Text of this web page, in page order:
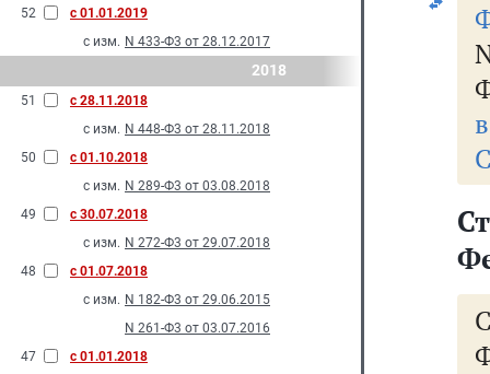
52
с 01.01.2019
с изм. N 433-Ф3 от 28.12.2017
2018
51
с 28.11.2018
с изм. N 448-Ф3 от 28.11.2018
50
с 01.10.2018
с изм. N 289-Ф3 от 03.08.2018
49
с 30.07.2018
с изм. N 272-Ф3 от 29.07.2018
48
с 01.07.2018
с изм. N 182-Ф3 от 29.06.2015
N 261-Ф3 от 03.07.2016
47
с 01.01.2018